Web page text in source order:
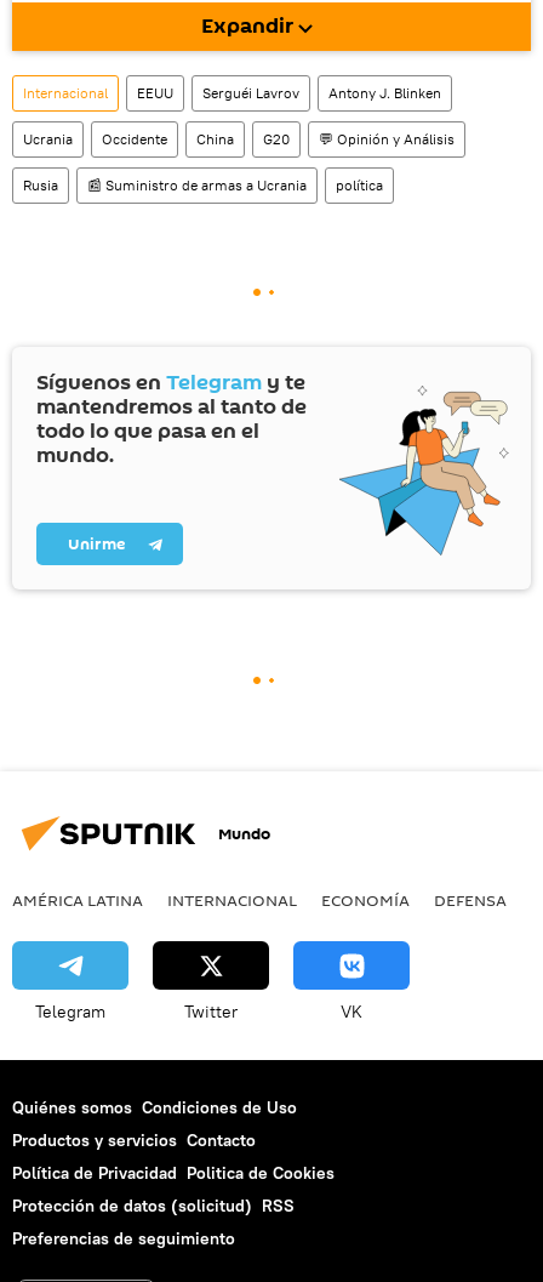
móvil (¡solo para Android!).
También tenemos una cuenta en la red
social rusa VK .
Expandir
Internacional EEUU Serguéi Lavrov Antony J. Blinken
Ucrania Occidente China G20 💬 Opinión y Análisis
Rusia 📰 Suministro de armas a Ucrania política
Síguenos en Telegram y te
mantendremos al tanto de
todo lo que pasa en el
mundo.
Unirme
Mundo
AMÉRICA LATINA INTERNACIONAL ECONOMÍA DEFENSA
Telegram Twitter VK
Quiénes somos Condiciones de Uso
Productos y servicios Contacto
Política de Privacidad Politica de Cookies
Protección de datos (solicitud) RSS
Preferencias de seguimiento